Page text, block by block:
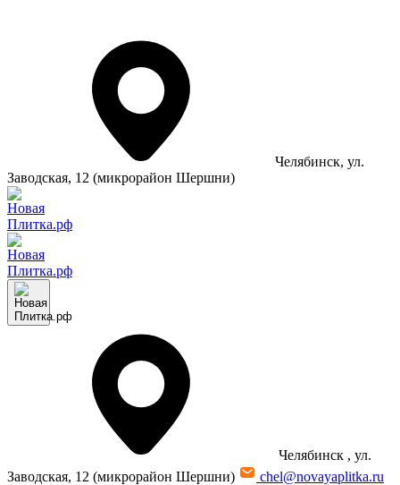
Челябинск, ул.
Заводская, 12 (микрорайон Шершни)
Челябинск , ул.
Заводская, 12 (микрорайон Шершни)
chel@novayaplitka.ru